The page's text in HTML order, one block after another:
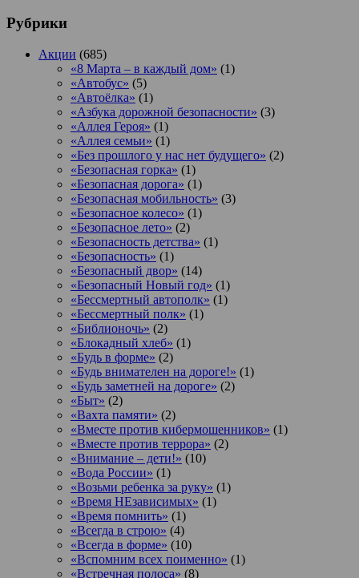
Рубрики
Акции (685)
«8 Марта – в каждый дом» (1)
«Автобус» (5)
«Автоёлка» (1)
«Азбука дорожной безопасности» (3)
«Аллея Героя» (1)
«Аллея семьи» (1)
«Без прошлого у нас нет будущего» (2)
«Безопасная горка» (1)
«Безопасная дорога» (1)
«Безопасная мобильность» (3)
«Безопасное колесо» (1)
«Безопасное лето» (2)
«Безопасность детства» (1)
«Безопасность» (1)
«Безопасный двор» (14)
«Безопасный Новый год» (1)
«Бессмертный автополк» (1)
«Бессмертный полк» (1)
«Библионочь» (2)
«Блокадный хлеб» (1)
«Будь в форме» (2)
«Будь внимателен на дороге!» (1)
«Будь заметней на дороге» (2)
«Быт» (2)
«Вахта памяти» (2)
«Вместе против кибермошенников» (1)
«Вместе против террора» (2)
«Внимание – дети!» (10)
«Вода России» (1)
«Возьми ребенка за руку» (1)
«Время НЕзависимых» (1)
«Время помнить» (1)
«Всегда в строю» (4)
«Всегда в форме» (10)
«Вспомним всех поименно» (1)
«Встречная полоса» (8)